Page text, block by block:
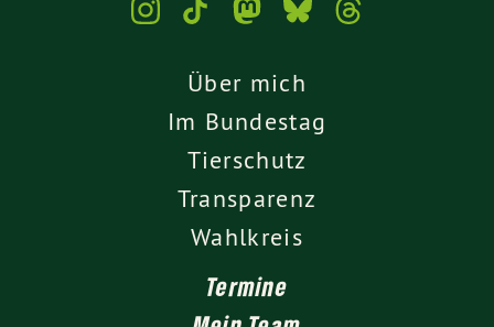
Über mich
Im Bundestag
Tierschutz
Transparenz
Wahlkreis
Termine